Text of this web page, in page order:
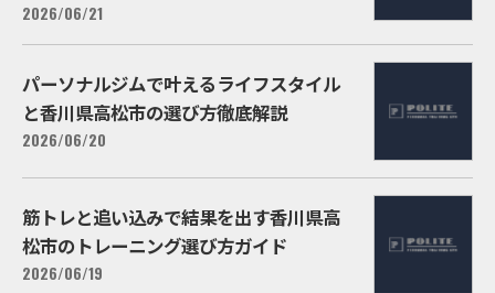
2026/06/21
パーソナルジムで叶えるライフスタイル
と香川県高松市の選び方徹底解説
2026/06/20
筋トレと追い込みで結果を出す香川県高
松市のトレーニング選び方ガイド
2026/06/19